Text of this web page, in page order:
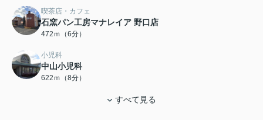
喫茶店・カフェ
石窯パン工房マナレイア 野口店
472ｍ（6分）
小児科
中山小児科
622ｍ（8分）
すべて見る